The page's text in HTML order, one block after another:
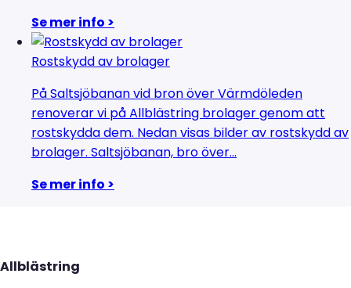
Se mer info >
Rostskydd av brolager
På Saltsjöbanan vid bron över Värmdöleden
renoverar vi på Allblästring brolager genom att
rostskydda dem. Nedan visas bilder av rostskydd av
brolager. Saltsjöbanan, bro över...
Se mer info >
Allblästring